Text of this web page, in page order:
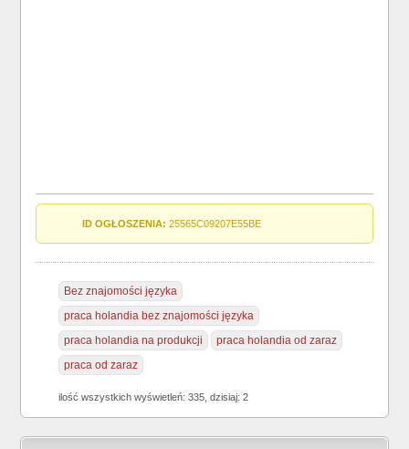
ID OGŁOSZENIA: 25565C09207E55BE
Bez znajomości języka
praca holandia bez znajomości języka
praca holandia na produkcji
praca holandia od zaraz
praca od zaraz
ilość wszystkich wyświetleń: 335, dzisiaj: 2